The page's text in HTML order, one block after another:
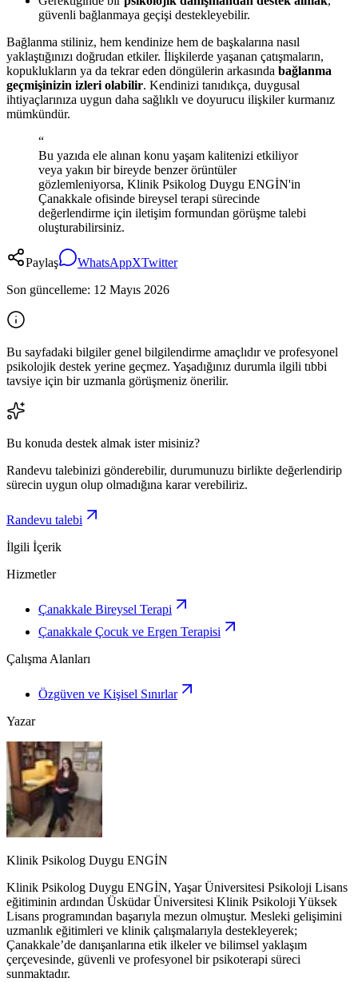
güvenli bağlanmaya geçişi destekleyebilir.
Bağlanma stiliniz, hem kendinize hem de başkalarına nasıl
yaklaştığınızı doğrudan etkiler. İlişkilerde yaşanan çatışmaların,
kopuklukların ya da tekrar eden döngülerin arkasında bağlanma
geçmişinizin izleri olabilir. Kendinizi tanıdıkça, duygusal
ihtiyaçlarınıza uygun daha sağlıklı ve doyurucu ilişkiler kurmanız
mümkündür.
“
Bu yazıda ele alınan konu yaşam kalitenizi etkiliyor
veya yakın bir bireyde benzer örüntüler
gözlemleniyorsa, Klinik Psikolog Duygu ENGİN'in
Çanakkale ofisinde bireysel terapi sürecinde
değerlendirme için iletişim formundan görüşme talebi
oluşturabilirsiniz.
Paylaş WhatsAppXTwitter
Son güncelleme: 12 Mayıs 2026
Bu sayfadaki bilgiler genel bilgilendirme amaçlıdır ve profesyonel
psikolojik destek yerine geçmez. Yaşadığınız durumla ilgili tıbbi
tavsiye için bir uzmanla görüşmeniz önerilir.
Bu konuda destek almak ister misiniz?
Randevu talebinizi gönderebilir, durumunuzu birlikte değerlendirip
sürecin uygun olup olmadığına karar verebiliriz.
Randevu talebi
İlgili İçerik
Hizmetler
Çanakkale Bireysel Terapi
Çanakkale Çocuk ve Ergen Terapisi
Çalışma Alanları
Özgüven ve Kişisel Sınırlar
Yazar
Klinik Psikolog Duygu ENGİN
Klinik Psikolog Duygu ENGİN, Yaşar Üniversitesi Psikoloji Lisans
eğitiminin ardından Üsküdar Üniversitesi Klinik Psikoloji Yüksek
Lisans programından başarıyla mezun olmuştur. Mesleki gelişimini
uzmanlık eğitimleri ve klinik çalışmalarıyla destekleyerek;
Çanakkale’de danışanlarına etik ilkeler ve bilimsel yaklaşım
çerçevesinde, güvenli ve profesyonel bir psikoterapi süreci
sunmaktadır.